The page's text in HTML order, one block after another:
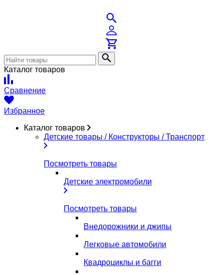
Каталог товаров
Сравнение
Избранное
Каталог товаров
Детские товары / Конструкторы / Транспорт
Посмотреть товары
Детские электромобили
Посмотреть товары
Внедорожники и джипы
Легковые автомобили
Квадроциклы и багги